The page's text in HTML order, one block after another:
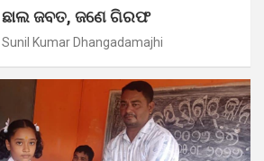
ଛାଲ ଜବତ, ଜଣେ ଗିରଫ
Sunil Kumar Dhangadamajhi